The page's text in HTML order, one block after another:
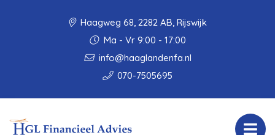
Haagweg 68, 2282 AB, Rijswijk
Ma - Vr 9:00 - 17:00
info@haaglandenfa.nl
070-7505695